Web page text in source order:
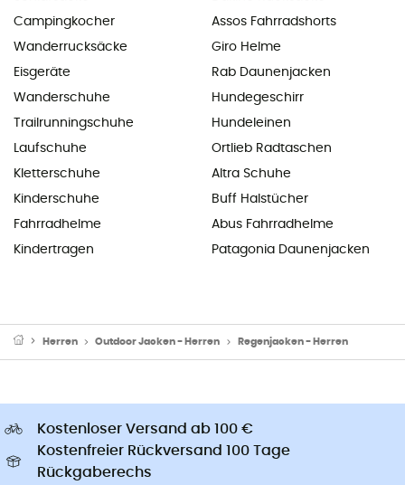
Campingkocher
Wanderrucksäcke
Eisgeräte
Wanderschuhe
Trailrunningschuhe
Laufschuhe
Kletterschuhe
Kinderschuhe
Fahrradhelme
Kindertragen
Assos Fahrradshorts
Giro Helme
Rab Daunenjacken
Hundegeschirr
Hundeleinen
Ortlieb Radtaschen
Altra Schuhe
Buff Halstücher
Abus Fahrradhelme
Patagonia Daunenjacken
Herren Outdoor Jacken - Herren Regenjacken - Herren
Kostenloser Versand ab 100 €
Kostenfreier Rückversand 100 Tage
Rückgaberechs